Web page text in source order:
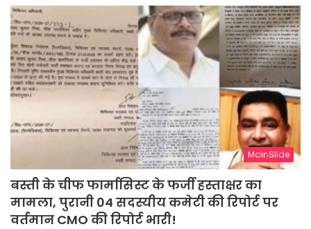
MainSlide
बस्ती के चीफ फार्मासिस्ट के फर्जी हस्ताक्षर का
मामला, पुरानी 04 सदस्यीय कमेटी की रिपोर्ट पर
वर्तमान CMO की रिपोर्ट भारी!